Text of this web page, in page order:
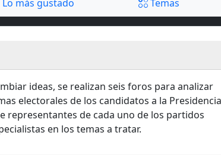
Lo más gustado Temas
ideas, se realizan seis foros para analizar
electorales de los candidatos a la
representantes de cada uno de los partidos
en los temas a tratar.